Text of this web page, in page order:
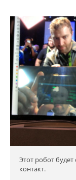
Этот робот
контакт.